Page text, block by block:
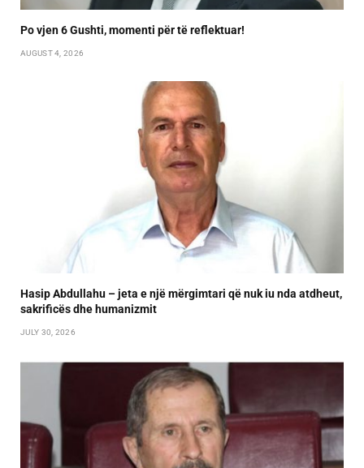
Po vjen 6 Gushti, momenti për të reflektuar!
AUGUST 4, 2026
Hasip Abdullahu – jeta e një mërgimtari që nuk iu nda atdheut,
sakrificës dhe humanizmit
JULY 30, 2026